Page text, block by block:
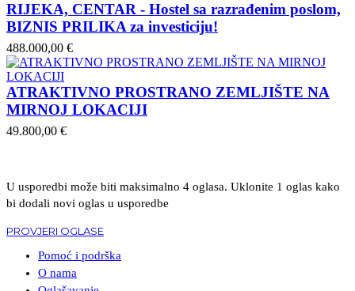
RIJEKA, CENTAR - Hostel sa razrađenim poslom,
BIZNIS PRILIKA za investiciju!
488.000,00 €
ATRAKTIVNO PROSTRANO ZEMLJIŠTE NA
MIRNOJ LOKACIJI
49.800,00 €
U usporedbi može biti maksimalno 4 oglasa. Uklonite 1 oglas kako
bi dodali novi oglas u usporedbe
PROVJERI OGLASE
Pomoć i podrška
O nama